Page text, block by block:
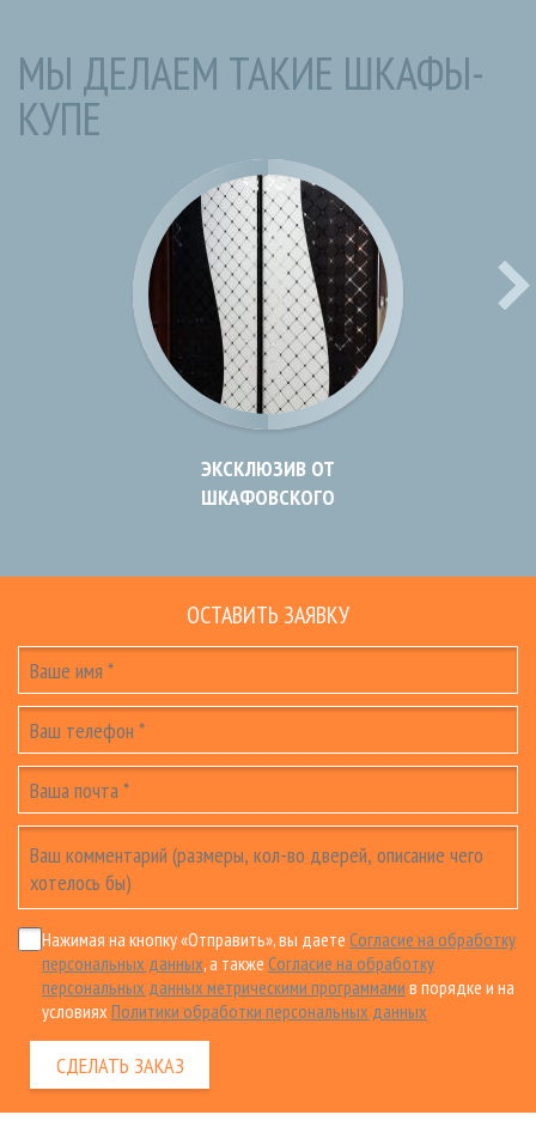
МЫ ДЕЛАЕМ ТАКИЕ ШКАФЫ-
КУПЕ
ЭКСКЛЮЗИВ ОТ
ШКАФОВСКОГО
ОСТАВИТЬ ЗАЯВКУ
Нажимая на кнопку «Отправить», вы даете Согласие на обработку
персональных данных, а также Согласие на обработку
персональных данных метрическими программами в порядке и на
условиях Политики обработки персональных данных